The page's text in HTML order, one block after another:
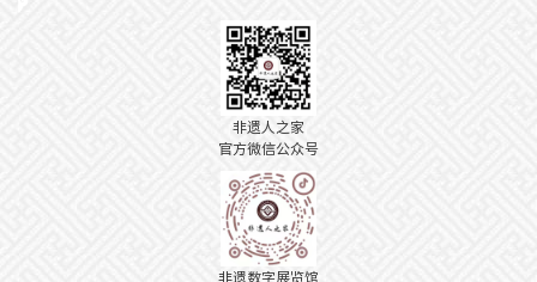
非遗人之家
官方微信公众号
非遗数字展览馆